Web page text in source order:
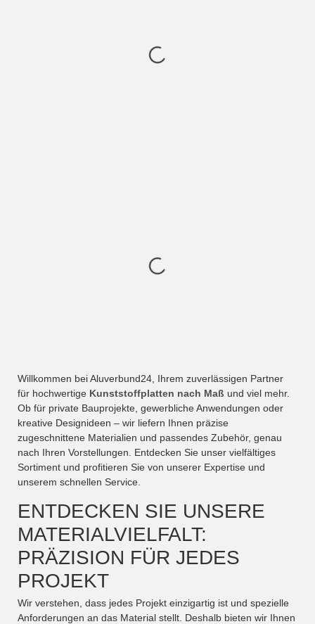
Willkommen bei Aluverbund24, Ihrem zuverlässigen Partner
für hochwertige Kunststoffplatten nach Maß und viel mehr.
Ob für private Bauprojekte, gewerbliche Anwendungen oder
kreative Designideen – wir liefern Ihnen präzise
zugeschnittene Materialien und passendes Zubehör, genau
nach Ihren Vorstellungen. Entdecken Sie unser vielfältiges
Sortiment und profitieren Sie von unserer Expertise und
unserem schnellen Service.
ENTDECKEN SIE UNSERE
MATERIALVIELFALT:
PRÄZISION FÜR JEDES
PROJEKT
Wir verstehen, dass jedes Projekt einzigartig ist und spezielle
Anforderungen an das Material stellt. Deshalb bieten wir Ihnen